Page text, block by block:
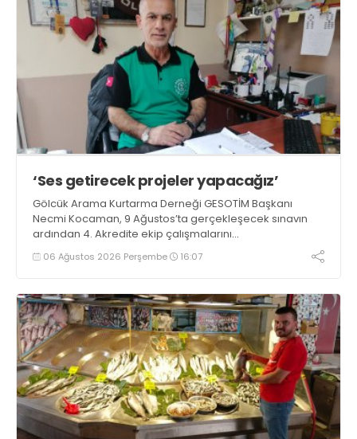
‘Ses getirecek projeler yapacağız’
Gölcük Arama Kurtarma Derneği GESOTİM Başkanı
Necmi Kocaman, 9 Ağustos’ta gerçekleşecek sınavın
ardından 4. Akredite ekip çalışmalarını
tamamlayacaklarını ifade ederek açıklamalarda
bulundu. Kocaman, “Gölcük’te ve Kocaeli genelinde ses
06 Ağustos 2026 Perşembe 16:07